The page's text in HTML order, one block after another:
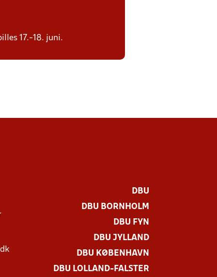
17.-18. juni.
DBU
DBU BORNHOLM
DBU FYN
DBU JYLLAND
DBU KØBENHAVN
DBU LOLLAND-FALSTER